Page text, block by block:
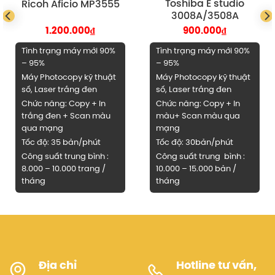
Thiết kế nhỏ gọn:
Máy có kích thước vừa phải, dễ dàng di
chuyển và đặt ở nhiều vị trí khác nhau.
Độ ồn thấp:Máy hoạt động êm ái, không gây ảnh hưởng
2. Thông số kỹ thuật cơ bản máy
photocopyToshiba E Studio
3018A/3518A
Công nghệ in Laser đen trắng
Chức năng chính:COPY 2 MẶT-SCAN MÀU-IN MẠNG
Tốc độ sao chụp: 30 trang A4/phút, scan 240 tờ/ phút (
Dung lượng bộ nhớ chuẩn: 2GB + 320G HDD
Ricoh Aficio MP3555
1.200.000₫
Tình trạng máy mới 90%
– 95%
Máy Photocopy kỹ thuật
số, Laser trắng đen
Chức năng: Copy + In
trắng đen + Scan màu
qua mạng
Tốc độ: 35 bản/phút
Công suất trung bình :
8.000 – 10.000 trang /
tháng
Toshiba E studio
3008A/3508A
900.000₫
Tình trạng máy mới 90%
– 95%
Máy Photocopy kỹ thuật
số, Laser trắng đen
Chức năng: Copy + In
màu+ Scan màu qua
mạng
Tốc độ: 30bản/phút
Công suất trung bình :
10.000 – 15.000 bản /
tháng
Địa chỉ
Hotline tư vấn,